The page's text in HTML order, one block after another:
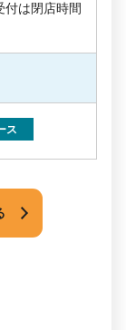
は閉店時間
ス